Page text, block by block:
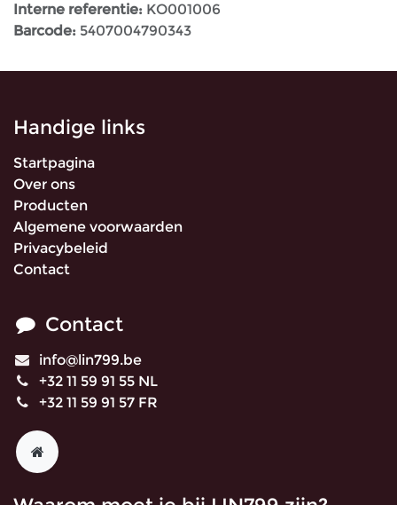
Interne referentie: KO001006
Barcode: 5407004790343
Handige links
Startpagina
Over ons
Producten
Algemene voorwaarden
Privacybeleid
Contact
Contact
info@lin799.be
+32 11 59 91 55 NL
+32 11 59 91 57 FR